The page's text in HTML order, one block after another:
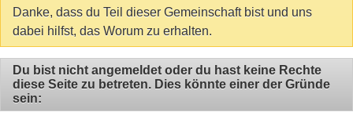
Danke, dass du Teil dieser Gemeinschaft bist und uns
dabei hilfst, das Worum zu erhalten.
Du bist nicht angemeldet oder du hast keine Rechte
diese Seite zu betreten. Dies könnte einer der Gründe
sein: